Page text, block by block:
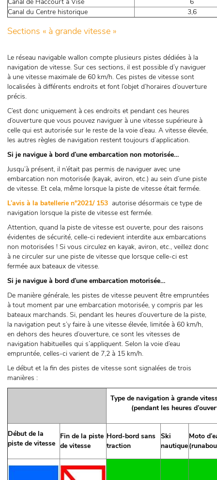
Canal du Centre historique
3,6
Sections « à grande vitesse »
Le réseau navigable wallon compte plusieurs pistes dédiées à la
navigation de vitesse. Sur ces sections, il est possible d’y naviguer
à une vitesse maximale de 60 km/h. Ces pistes de vitesse sont
localisées à différents endroits et font l’objet d’horaires d’ouverture
précis.
C’est donc uniquement à ces endroits et pendant ces heures
d’ouverture que vous pouvez naviguer à une vitesse supérieure à
celle qui est autorisée sur le reste de la voie d’eau. A vitesse élevée,
les autres règles de navigation restent toujours d’application.
Si je navigue à bord d’une embarcation non motorisée…
Jusqu’à présent, il n’était pas permis de naviguer avec une
embarcation non motorisée (kayak, aviron, etc.) au sein d’une piste
de vitesse. Et cela, même lorsque la piste de vitesse était fermée.
L’avis à la batellerie n°2021/ 153 autorise désormais ce type de
navigation lorsque la piste de vitesse est fermée.
Attention, quand la piste de vitesse est ouverte, pour des raisons
évidentes de sécurité, celle-ci redevient interdite aux embarcations
non motorisées ! Si vous circulez en kayak, aviron, etc., veillez donc
à ne circuler sur une piste de vitesse que lorsque celle-ci est
fermée aux bateaux de vitesse.
Si je navigue à bord d’une embarcation motorisée…
De manière générale, les pistes de vitesse peuvent être empruntées
à tout moment par une embarcation motorisée, y compris par les
bateaux marchands. Si, pendant les heures d’ouverture de la piste,
la navigation peut s’y faire à une vitesse élevée, limitée à 60 km/h,
en dehors des heures d’ouverture, ce sont les vitesses de
navigation habituelles qui s’appliquent. Selon la voie d’eau
empruntée, celles-ci varient de 7,2 à 15 km/h.
Le début et la fin des pistes de vitesse sont signalées de trois
manières :
Type de navigation à grande
(pendant les heures
Début de la
piste de vitesse
Fin de la piste
de vitesse
Hord-bord sans
traction
Ski
nautique
Moto